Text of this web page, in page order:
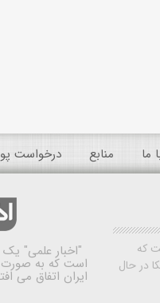
ما منابع درخواست
که
در حال
"اخبار علمی" یک
است که به صورت
ایران اتفاق می